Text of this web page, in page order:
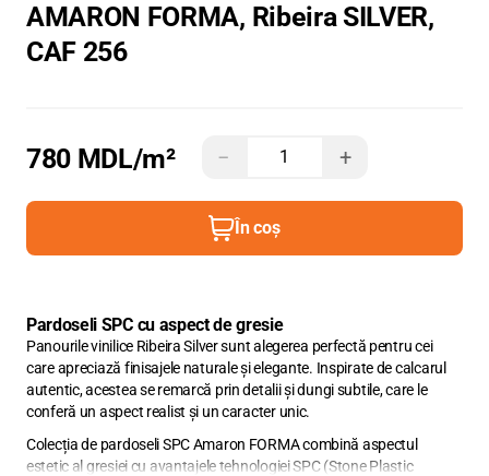
AMARON FORMA, Ribeira SILVER,
CAF 256
780 MDL/m² − +
În coș
Pardoseli SPC cu aspect de gresie
Panourile vinilice Ribeira Silver sunt alegerea perfectă pentru cei
care apreciază finisajele naturale și elegante. Inspirate de calcarul
autentic, acestea se remarcă prin detalii și dungi subtile, care le
conferă un aspect realist și un caracter unic.
Colecția de pardoseli SPC Amaron FORMA combină aspectul
estetic al gresiei cu avantajele tehnologiei SPC (Stone Plastic